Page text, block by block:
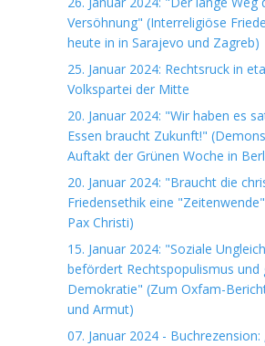
Versöhnung" (Interreligiöse
heute in in Sarajevo und Zagreb)
25. Januar 2024: Rechtsruck in
Volkspartei der Mitte
20. Januar 2024: "Wir haben es
Essen braucht Zukunft!"
Auftakt der Grünen Woche in
20. Januar 2024: "Braucht die
Friedensethik eine
Pax Christi)
15. Januar 2024: "Soziale
befördert Rechtspopulismus und
Demokratie" (Zum Oxfam-
und Armut)
07. Januar 2024 - Buchrezension: